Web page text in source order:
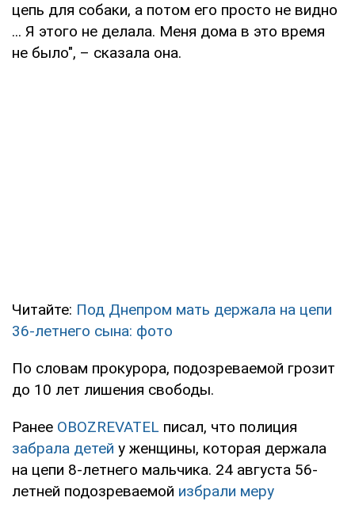
цепь для собаки, а потом его просто не видно
... Я этого не делала. Меня дома в это время
не было", – сказала она.
Читайте: Под Днепром мать держала на цепи
36-летнего сына: фото
По словам прокурора, подозреваемой грозит
до 10 лет лишения свободы.
Ранее OBOZREVATEL писал, что полиция
забрала детей у женщины, которая держала
на цепи 8-летнего мальчика. 24 августа 56-
летней подозреваемой избрали меру